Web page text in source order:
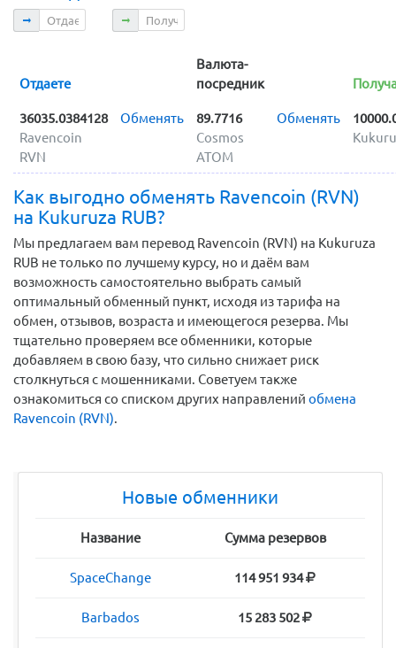
Отдаете Получаете
Отдаете
Валюта-
посредник
36035.0384128
Ravencoin
RVN
Обменять
89.7716
Cosmos
ATOM
Обменять
Как выгодно обменять Ravencoin (RVN)
на Kukuruza RUB?
Мы предлагаем вам перевод Ravencoin (RVN) на Kukuruza
RUB не только по лучшему курсу, но и даём вам
возможность самостоятельно выбрать самый
оптимальный обменный пункт, исходя из тарифа на
обмен, отзывов, возраста и имеющегося резерва. Мы
тщательно проверяем все обменники, которые
добавляем в свою базу, что сильно снижает риск
столкнуться с мошенниками. Советуем также
ознакомиться со списком других направлений обмена
Ravencoin (RVN).
Новые обменники
Название Сумма резервов
SpaceChange 114 951 934
Barbados 15 283 502